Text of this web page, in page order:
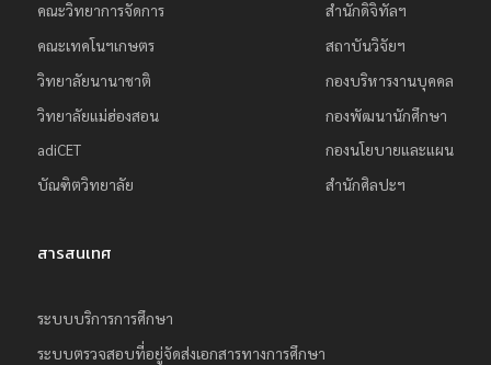
คณะวิทยาการจัดการ
คณะเทคโนฯเกษตร
วิทยาลัยนานาชาติ
วิทยาลัยแม่ฮ่องสอน
adiCET
บัณฑิตวิทยาลัย
สำนักดิจิทัลฯ
สถาบันวิจัยฯ
กองบริหารงานบุคคล
กองพัฒนานักศึกษา
กองนโยบายและแผน
สำนักศิลปะฯ
สารสนเทศ
ระบบบริการการศึกษา
ระบบตรวจสอบที่อยู่จัดส่งเอกสารทางการศึกษา